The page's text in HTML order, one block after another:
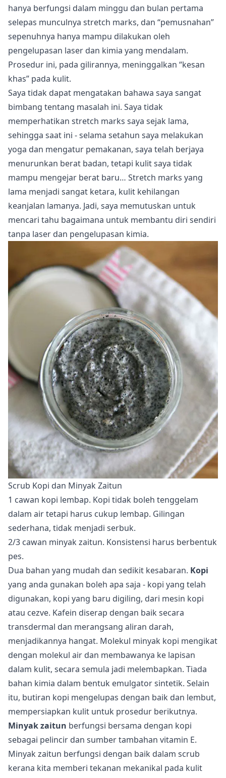
hanya berfungsi dalam minggu dan bulan pertama
selepas munculnya stretch marks, dan “pemusnahan”
sepenuhnya hanya mampu dilakukan oleh
pengelupasan laser dan kimia yang mendalam.
Prosedur ini, pada gilirannya, meninggalkan “kesan
khas” pada kulit.
Saya tidak dapat mengatakan bahawa saya sangat
bimbang tentang masalah ini. Saya tidak
memperhatikan stretch marks saya sejak lama,
sehingga saat ini - selama setahun saya melakukan
yoga dan mengatur pemakanan, saya telah berjaya
menurunkan berat badan, tetapi kulit saya tidak
mampu mengejar berat baru… Stretch marks yang
lama menjadi sangat ketara, kulit kehilangan
keanjalan lamanya. Jadi, saya memutuskan untuk
mencari tahu bagaimana untuk membantu diri sendiri
tanpa laser dan pengelupasan kimia.
Scrub Kopi dan Minyak Zaitun
1 cawan kopi lembap. Kopi tidak boleh tenggelam
dalam air tetapi harus cukup lembap. Gilingan
sederhana, tidak menjadi serbuk.
2/3 cawan minyak zaitun. Konsistensi harus berbentuk
pes.
Dua bahan yang mudah dan sedikit kesabaran. Kopi
yang anda gunakan boleh apa saja - kopi yang telah
digunakan, kopi yang baru digiling, dari mesin kopi
atau cezve. Kafein diserap dengan baik secara
transdermal dan merangsang aliran darah,
menjadikannya hangat. Molekul minyak kopi mengikat
dengan molekul air dan membawanya ke lapisan
dalam kulit, secara semula jadi melembapkan. Tiada
bahan kimia dalam bentuk emulgator sintetik. Selain
itu, butiran kopi mengelupas dengan baik dan lembut,
mempersiapkan kulit untuk prosedur berikutnya.
Minyak zaitun berfungsi bersama dengan kopi
sebagai pelincir dan sumber tambahan vitamin E.
Minyak zaitun berfungsi dengan baik dalam scrub
kerana kita memberi tekanan mekanikal pada kulit